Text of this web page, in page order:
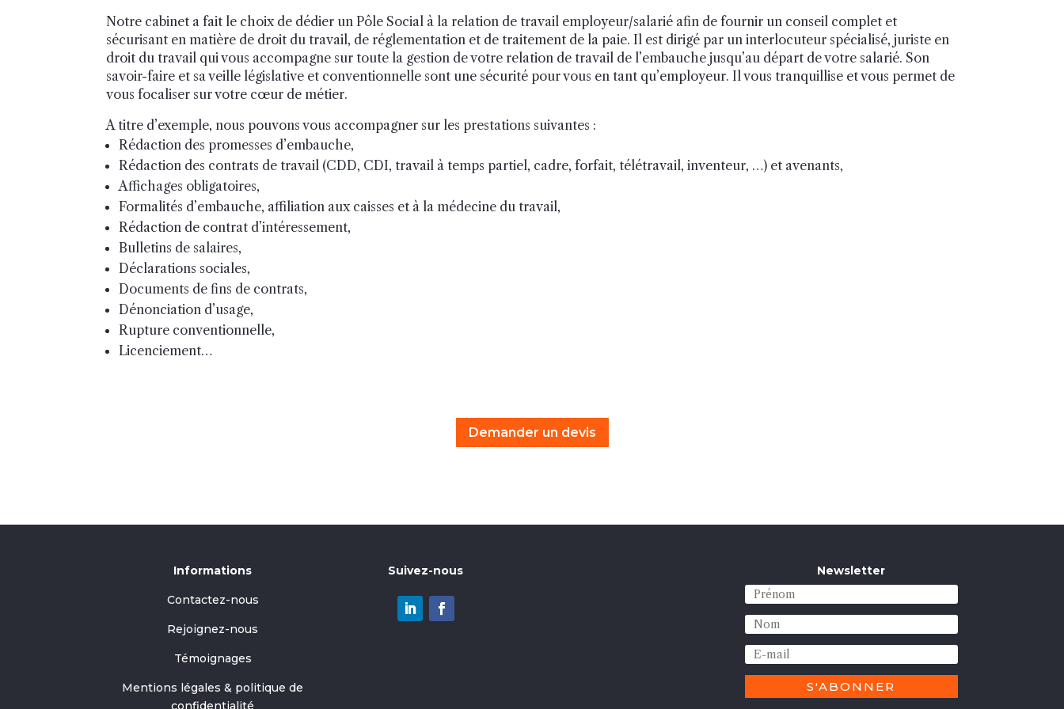
Notre cabinet a fait le choix de dédier un Pôle Social à la relation de travail employeur/salarié afin de fournir un conseil complet et
sécurisant en matière de droit du travail, de réglementation et de traitement de la paie. Il est dirigé par un interlocuteur spécialisé, juriste en
droit du travail qui vous accompagne sur toute la gestion de votre relation de travail de l’embauche jusqu’au départ de votre salarié. Son
savoir-faire et sa veille législative et conventionnelle sont une sécurité pour vous en tant qu’employeur. Il vous tranquillise et vous permet de
vous focaliser sur votre cœur de métier.
A titre d’exemple, nous pouvons vous accompagner sur les prestations suivantes :
Rédaction des promesses d’embauche,
Rédaction des contrats de travail (CDD, CDI, travail à temps partiel, cadre, forfait, télétravail, inventeur, …) et avenants,
Affichages obligatoires,
Formalités d’embauche, affiliation aux caisses et à la médecine du travail,
Rédaction de contrat d’intéressement,
Bulletins de salaires,
Déclarations sociales,
Documents de fins de contrats,
Dénonciation d’usage,
Rupture conventionnelle,
Licenciement…
Demander un devis
Informations
Contactez-nous
Rejoignez-nous
Témoignages
Mentions légales & politique de
confidentialité
Suivez-nous Newsletter
S'ABONNER